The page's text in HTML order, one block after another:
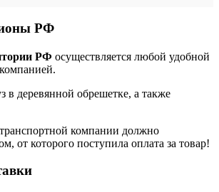
РФ
РФ осуществляется любой удобной
в деревянной обрешетке, а также
компании должно
от которого поступила оплата за товар!